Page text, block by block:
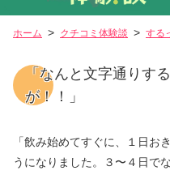
ホーム クチコミ体験談 する
「なんと文字通りす
が！！」
「飲み始めてすぐに、１日お
うになりました。３〜４日で